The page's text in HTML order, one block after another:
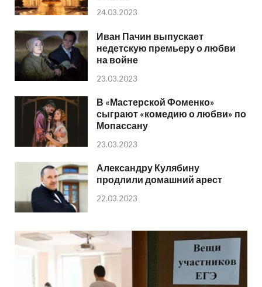
24.03.2023
Иван Пачин выпускает
недетскую премьеру о любви
на войне
23.03.2023
В «Мастерской Фоменко»
сыграют «комедию о любви» по
Мопассану
23.03.2023
Александру Кулябину
продлили домашний арест
22.03.2023